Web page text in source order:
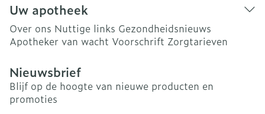
Uw apotheek
Over ons Nuttige links Gezondheidsnieuws
Apotheker van wacht Voorschrift Zorgtarieven
Nieuwsbrief
Blijf op de hoogte van nieuwe producten en
promoties